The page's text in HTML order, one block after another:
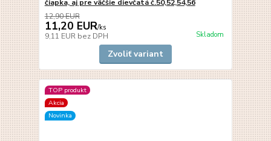
čiapka, aj pre väčšie dievčatá č.50,52,54,56
12,90 EUR
11,20 EUR/ks
9,11 EUR bez DPH Skladom
Zvoliť variant
TOP produkt
Akcia
Novinka